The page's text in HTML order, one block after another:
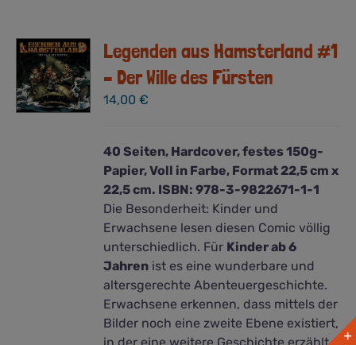
Legenden aus Hamsterland #1
– Der Wille des Fürsten
14,00€
40 Seiten, Hardcover, festes 150g-
Papier, Voll in Farbe, Format 22,5 cm x
22,5 cm. ISBN: 978-3-9822671-1-1
Die Besonderheit: Kinder und
Erwachsene lesen diesen Comic völlig
unterschiedlich. Für Kinder ab 6
Jahren ist es eine wunderbare und
altersgerechte Abenteuergeschichte.
Erwachsene erkennen, dass mittels der
Bilder noch eine zweite Ebene existiert,